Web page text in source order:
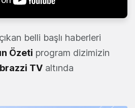
belli başlı haberleri
Özeti program dizimizin
TV altında